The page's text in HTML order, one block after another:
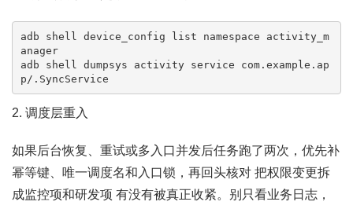
adb shell device_config list namespace activity_m
anager
adb shell dumpsys activity service com.example.ap
p/.SyncService
2. 调度层重入
如果后台恢复、重试或多入口并发后任务跑了两次，优先补
幂等键、唯一调度名和入口锁，再回头核对 把权限变更拆
成监控项和研发项 有没有被真正收紧。别只看业务日志，